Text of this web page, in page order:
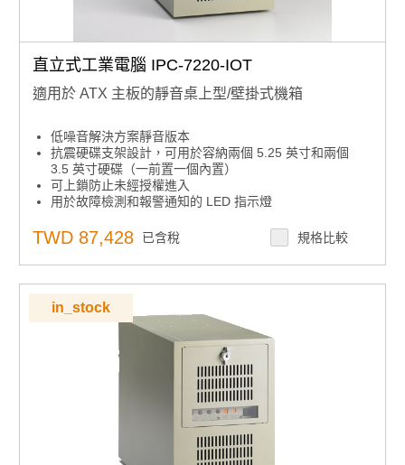
直立式工業電腦 IPC-7220-IOT
適用於 ATX 主板的靜音桌上型/壁掛式機箱
低噪音解決方案靜音版本
抗震硬碟支架設計，可用於容納兩個 5.25 英寸和兩個
3.5 英寸硬碟（一前置一個內置）
可上鎖防止未經授權進入
用於故障檢測和報警通知的 LED 指示燈
TWD 87,428 已含稅 規格比較
in_stock